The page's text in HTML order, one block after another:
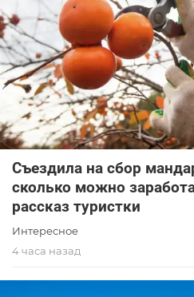
Съездила на сбор
сколько можно
рассказ туристки
Интересное
4 часа назад